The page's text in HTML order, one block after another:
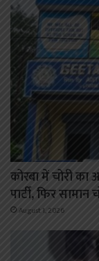
कोरबा में चोरी
पार्टी, फिर
August 1, 2026